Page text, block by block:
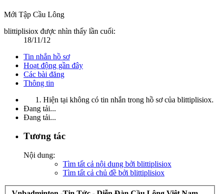
Mới Tập Cầu Lông
blittiplisiox được nhìn thấy lần cuối:
18/11/12
Tin nhắn hồ sơ
Hoạt động gần đây
Các bài đăng
Thông tin
Hiện tại không có tin nhắn trong hồ sơ của blittiplisiox.
Đang tải...
Đang tải...
Tương tác
Nội dung:
Tìm tất cả nội dung bởi blittiplisiox
Tìm tất cả chủ đề bởi blittiplisiox